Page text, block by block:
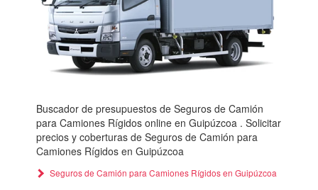
Buscador de presupuestos de Seguros de Camión
para Camiones Rígidos online en Guipúzcoa . Solicitar
precios y coberturas de Seguros de Camión para
Camiones Rígidos en Guipúzcoa
Seguros de Camión para Camiones Rígidos en Guipúzcoa